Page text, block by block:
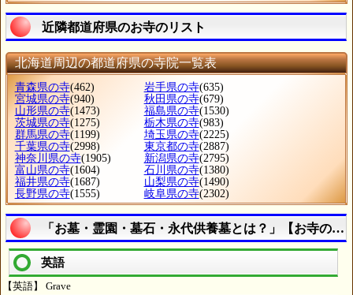
近隣都道府県のお寺のリスト
北海道周辺の都道府県の寺院一覧表
青森県の寺(462) 岩手県の寺(635)
宮城県の寺(940) 秋田県の寺(679)
山形県の寺(1473) 福島県の寺(1530)
茨城県の寺(1275) 栃木県の寺(983)
群馬県の寺(1199) 埼玉県の寺(2225)
千葉県の寺(2998) 東京都の寺(2887)
神奈川県の寺(1905) 新潟県の寺(2795)
富山県の寺(1604) 石川県の寺(1380)
福井県の寺(1687) 山梨県の寺(1490)
長野県の寺(1555) 岐阜県の寺(2302)
「お墓・霊園・墓石・永代供養墓とは？」【お寺の用
英語
【英語】 Grave